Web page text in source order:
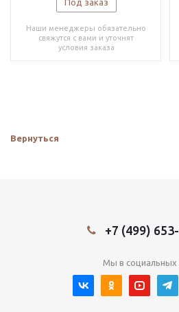
Под заказ
Наши менеджеры обязательно
свяжутся с вами и уточнят
условия заказа
Вернуться
+7 (499)
Мы в социальных